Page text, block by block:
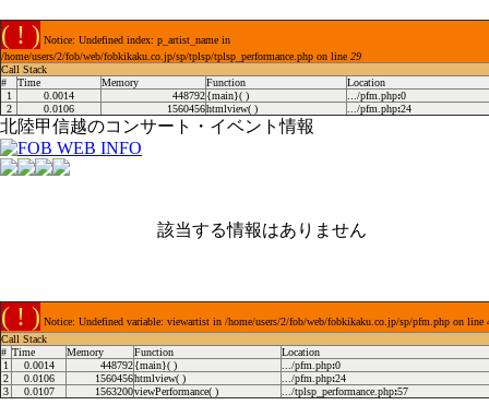
( ! ) Notice: Undefined index: p_artist_name in
/home/users/2/fob/web/fobkikaku.co.jp/sp/tplsp/tplsp_performance.php on line 29
Call Stack
#
Time Memory Function
Location
1
0.0014 448792{main}( ) .../pfm.php:0
2
0.0106 1560456htmlview( ) .../pfm.php:24
北陸甲信越のコンサート・イベント情報
該当する情報はありません
( ! ) Notice: Undefined variable: viewartist in /home/users/2/fob/web/fobkikaku.co.jp/sp/pfm.php on line
Call Stack
# Time Memory Function
Location
1
0.0014 448792{main}( ) .../pfm.php:0
2
0.0106 1560456htmlview( ) .../pfm.php:24
3
0.0107 1563200viewPerformance( ) .../tplsp_performance.php:57